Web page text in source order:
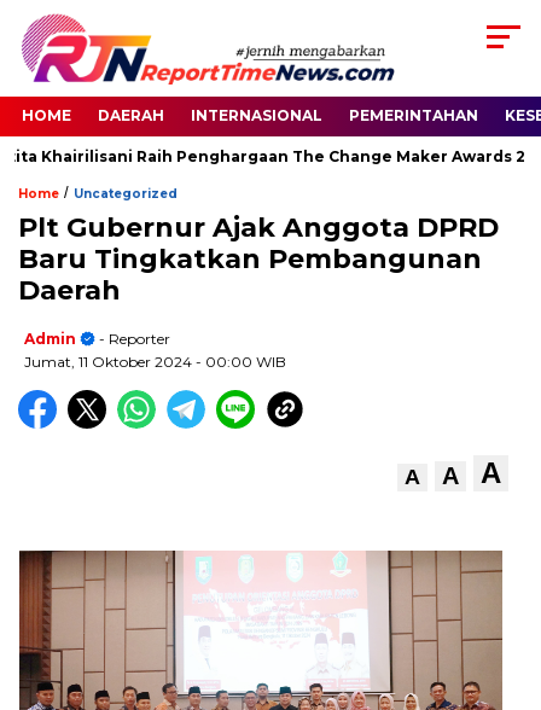
HOME DAERAH INTERNASIONAL PEMERINTAHAN
Khairilisani Raih Penghargaan The Change Maker Awards 2026
Home / Uncategorized
Plt Gubernur Ajak Anggota DPRD
Baru Tingkatkan Pembangunan
Daerah
Admin
- Reporter
Jumat, 11 Oktober 2024 - 00:00 WIB
A A A